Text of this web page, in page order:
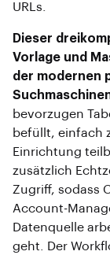
URLs.
Dieser
Vorlage und
der modernen
bevorzugen
befüllt, einfach
Einrichtung
zusätzlich
Zugriff, sodass
Account-
Datenquelle
geht. Der